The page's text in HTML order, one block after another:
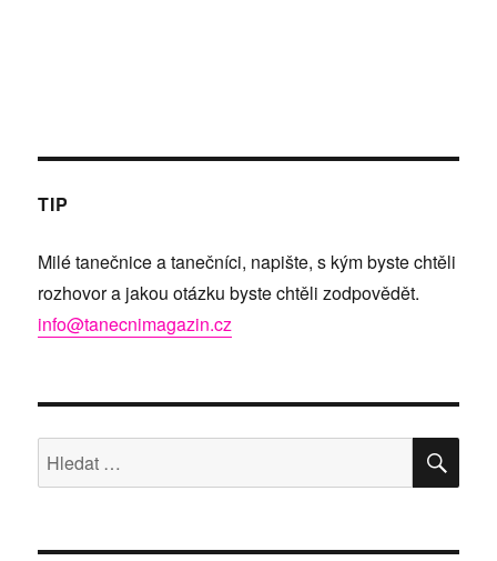
TIP
Milé tanečnice a tanečníci, napište, s kým byste chtěli
rozhovor a jakou otázku byste chtěli zodpovědět.
info@tanecnimagazin.cz
Hledat: